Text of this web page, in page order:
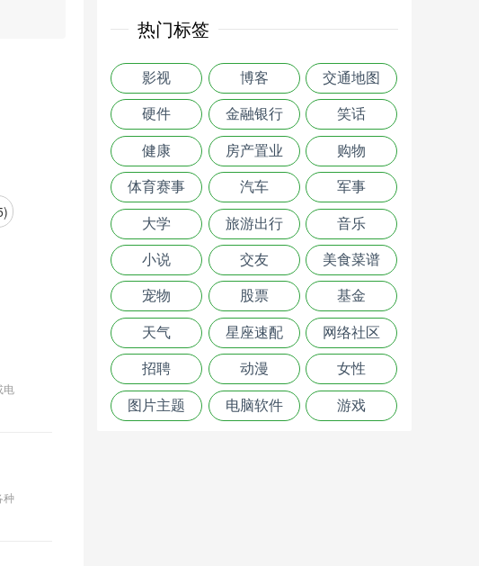
电
种
热门标签
影视 博客 交通地图
硬件 金融银行 笑话
健康 房产置业 购物
体育赛事 汽车 军事
大学 旅游出行 音乐
小说 交友 美食菜谱
宠物 股票 基金
天气 星座速配 网络社区
招聘 动漫 女性
图片主题 电脑软件 游戏